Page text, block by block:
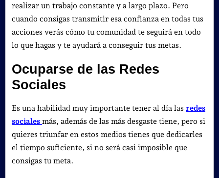
realizar un trabajo constante y a largo plazo. Pero
cuando consigas transmitir esa confianza en todas tus
acciones verás cómo tu comunidad te seguirá en todo
lo que hagas y te ayudará a conseguir tus metas.
Ocuparse de las Redes
Sociales
Es una habilidad muy importante tener al día las redes
sociales más, además de las más desgaste tiene, pero si
quieres triunfar en estos medios tienes que dedicarles
el tiempo suficiente, si no será casi imposible que
consigas tu meta.